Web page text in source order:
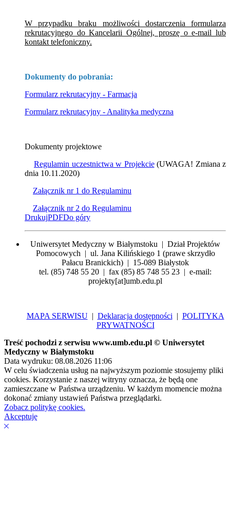
W przypadku braku możliwości dostarczenia formularza
rekrutacyjnego do Kancelarii Ogólnej, proszę o e-mail lub
kontakt telefoniczny.
Dokumenty do pobrania:
Formularz rekrutacyjny - Farmacja
Formularz rekrutacyjny - Analityka medyczna
Dokumenty projektowe
Regulamin uczestnictwa w Projekcie (UWAGA! Zmiana z
dnia 10.11.2020)
Załącznik nr 1 do Regulaminu
Załącznik nr 2 do Regulaminu
DrukujPDFDo góry
Uniwersytet Medyczny w Białymstoku | Dział Projektów
Pomocowych | ul. Jana Kilińskiego 1 (prawe skrzydło
Pałacu Branickich) | 15-089 Białystok
tel. (85) 748 55 20 | fax (85) 85 748 55 23 | e-mail:
projekty[at]umb.edu.pl
MAPA SERWISU| Deklaracja dostępności | POLITYKA
PRYWATNOŚCI
Treść pochodzi z serwisu www.umb.edu.pl © Uniwersytet
Medyczny w Białymstoku
Data wydruku: 08.08.2026 11:06
W celu świadczenia usług na najwyższym poziomie stosujemy pliki
cookies. Korzystanie z naszej witryny oznacza, że będą one
zamieszczane w Państwa urządzeniu. W każdym momencie można
dokonać zmiany ustawień Państwa przeglądarki.
Zobacz politykę cookies.
Akceptuję